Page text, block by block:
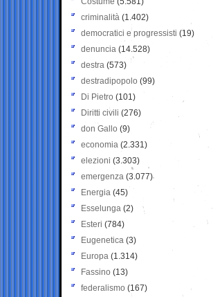
criminalità (1.402)
democratici e progressisti (19)
denuncia (14.528)
destra (573)
destradipopolo (99)
Di Pietro (101)
Diritti civili (276)
don Gallo (9)
economia (2.331)
elezioni (3.303)
emergenza (3.077)
Energia (45)
Esselunga (2)
Esteri (784)
Eugenetica (3)
Europa (1.314)
Fassino (13)
federalismo (167)